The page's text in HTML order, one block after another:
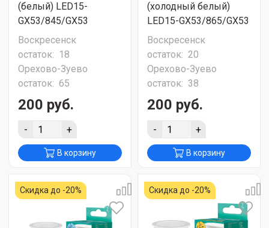
(белый) LED15-
GX53/845/GX53
Воскресенск
остаток: 18
Орехово-Зуево
остаток: 65
200 руб.
- +
В корзину
(холодный белый)
LED15-GX53/865/GX53
Воскресенск
остаток: 20
Орехово-Зуево
остаток: 38
200 руб.
- +
В корзину
Скидка до -20% Скидка до -20%